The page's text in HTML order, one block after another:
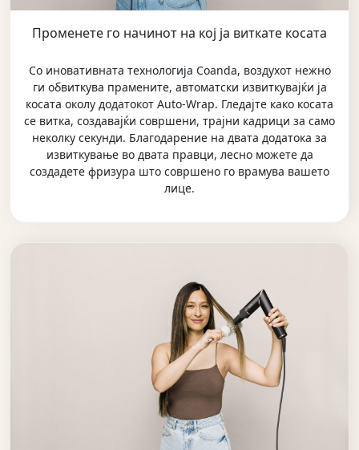
Променете го начинот на кој ја виткате косата
Со иновативната технологија Coanda, воздухот нежно
ги обвиткува прамените, автоматски извиткувајќи ја
косата околу додатокот Auto-Wrap. Гледајте како косата
се витка, создавајќи совршени, трајни кадрици за само
неколку секунди. Благодарение на двата додатока за
извиткување во двата правци, лесно можете да
создадете фризура што совршено го врамува вашето
лице.